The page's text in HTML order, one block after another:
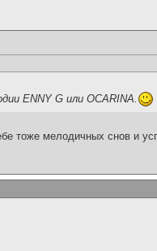
ENNY G или OCARINA.
тоже мелодичных снов и